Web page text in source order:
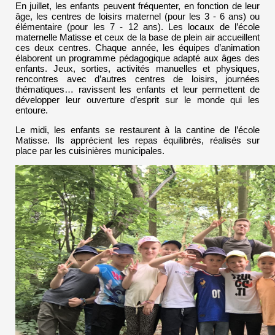
En juillet, les enfants peuvent fréquenter, en fonction de leur
âge, les centres de loisirs maternel (pour les 3 - 6 ans) ou
élémentaire (pour les 7 - 12 ans). Les locaux de l’école
maternelle Matisse et ceux de la base de plein air accueillent
ces deux centres. Chaque année, les équipes d’animation
élaborent un programme pédagogique adapté aux âges des
enfants. Jeux, sorties, activités manuelles et physiques,
rencontres avec d’autres centres de loisirs, journées
thématiques… ravissent les enfants et leur permettent de
développer leur ouverture d’esprit sur le monde qui les
entoure.
Le midi, les enfants se restaurent à la cantine de l’école
Matisse. Ils apprécient les repas équilibrés, réalisés sur
place par les cuisinières municipales.